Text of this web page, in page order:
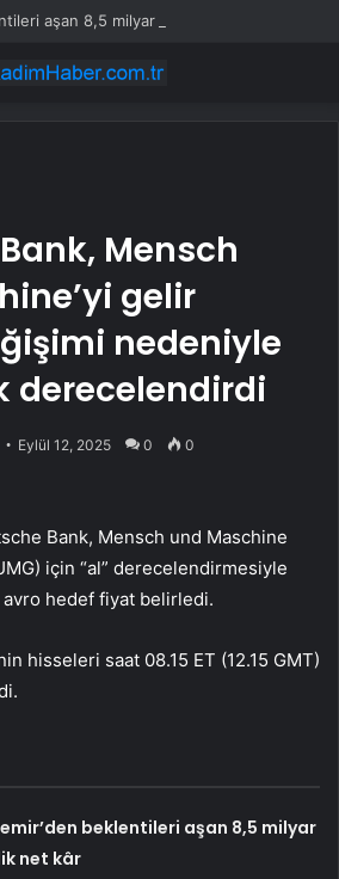
aşan 8,5 milyar TL’lik net kâr
Mensch
gelir
nedeniyle
derecelendirdi
Eylül 12, 2025 0 0
Bank, Mensch und Maschine
için “al” derecelendirmesiyle
avro hedef fiyat belirledi.
hisseleri saat 08.15 ET (12.15 GMT)
beklentileri aşan 8,5 milyar
net kâr